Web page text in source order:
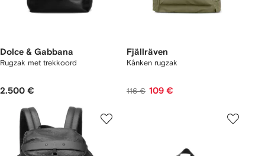
Dolce & Gabbana
Rugzak met trekkoord
2.500 €
Fjällräven
Kånken rugzak
116 € 109 €